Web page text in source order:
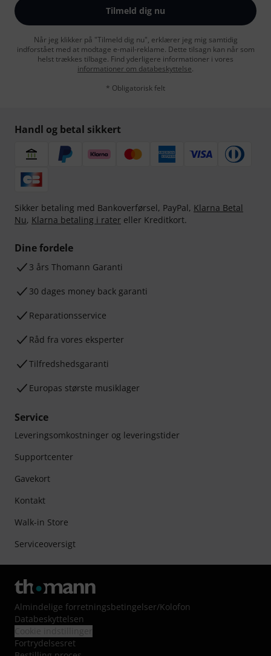
Tilmeld dig nu
Når jeg klikker på "Tilmeld dig nu", erklærer jeg mig samtidig
indforstået med at modtage e-mail-reklame. Dette tilsagn kan når som
helst trækkes tilbage. Find yderligere informationer i vores
informationer om databeskyttelse.
* Obligatorisk felt
Handl og betal sikkert
Sikker betaling med Bankoverførsel, PayPal, Klarna Betal
Nu, Klarna betaling i rater eller Kreditkort.
Dine fordele
3 års Thomann Garanti
30 dages money back garanti
Reparationsservice
Råd fra vores eksperter
Tilfredshedsgaranti
Europas største musiklager
Service
Leveringsomkostninger og leveringstider
Supportcenter
Gavekort
Kontakt
Walk-in Store
Serviceoversigt
Almindelige forretningsbetingelser/Kolofon
Databeskyttelsen
Fortrydelsesret